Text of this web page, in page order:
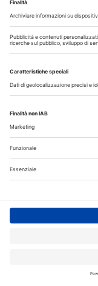
Iscriviti
nostra
giorno. Oppure
per consultare